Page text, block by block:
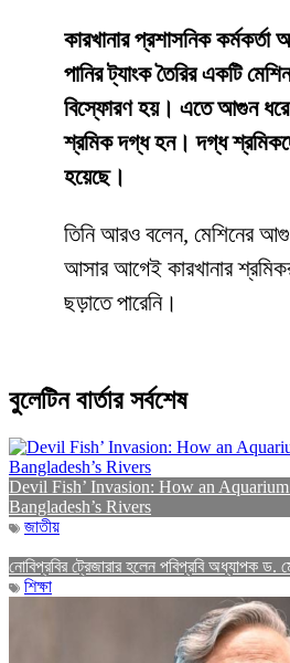
কারখানার প্রশাসনিক
পানির ট্যাংক তৈরির একটি
বিস্ফোরণ হয়। এতে আগুন
শ্রমিক দগ্ধ হন। দগ্ধ
হয়েছে।
তিনি আরও বলেন, মেশিনের আগুন
আসার আগেই কারখানার
ছড়াতে পারেনি।
বুলেটিন বার্তার সর্বশেষ
Devil Fish’ Invasion: How an
Bangladesh’s Rivers
জাতীয়
নোবিপ্রবির ট্রেজারার হলেন পবিপ্রবি অধ্যাপক ড.
শিক্ষা